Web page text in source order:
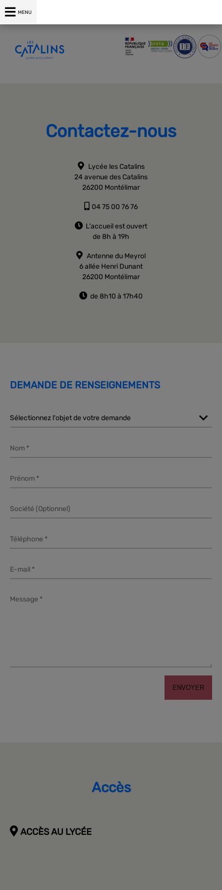
MENU
Contactez-nous
Lycée les Catalins
24 avenue des Catalins
26200 Montélimar
04 75 00 76 76
L'accueil est ouvert
de 8h à 19h
Antenne du Meyrol
6 allée Henri Dunant
26200 Montélimar
de 8h10 à 17h40
DEMANDE DE RENSEIGNEMENTS
Accès
ACCÈS AU LYCÉE